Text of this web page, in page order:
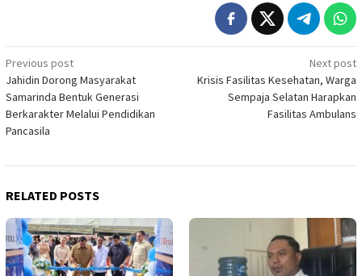
Post
navigation
Previous post
Jahidin Dorong Masyarakat
Samarinda Bentuk Generasi
Berkarakter Melalui Pendidikan
Pancasila
Next post
Krisis Fasilitas Kesehatan, Warga
Sempaja Selatan Harapkan
Fasilitas Ambulans
RELATED POSTS